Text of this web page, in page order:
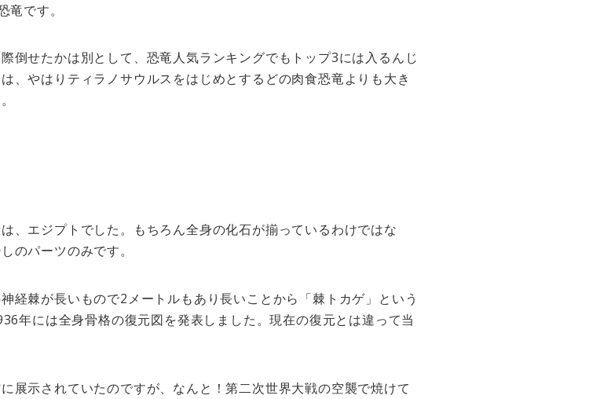
です。
倒せたかは別として、恐竜人気ランキングでもトップ3には入るんじ
、やはりティラノサウルスをはじめとするどの肉食恐竜よりも大き
、エジプトでした。もちろん全身の化石が揃っているわけではな
のパーツのみです。
経棘が長いもので2メートルもあり長いことから「棘トカゲ」という
年には全身骨格の復元図を発表しました。現在の復元とは違って当
展示されていたのですが、なんと！第二次世界大戦の空襲で焼けて